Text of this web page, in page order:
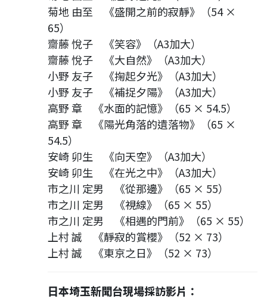
菊地 由至 《盛開之前的寂靜》（54 ×
65）
齋藤 悅子 《笑容》（A3加大）
齋藤 悅子 《大自然》（A3加大）
小野 友子 《掬起夕光》（A3加大）
小野 友子 《補捉夕陽》（A3加大）
高野 章 《水面的記憶》（65 × 54.5）
高野 章 《陽光角落的遺落物》（65 ×
54.5）
安崎 卯生 《向天空》（A3加大）
安崎 卯生 《在光之中》（A3加大）
市之川 定男 《從那邊》（65 × 55）
市之川 定男 《視線》（65 × 55）
市之川 定男 《相遇的門前》（65 × 55）
上村 誠 《靜寂的賞櫻》（52 × 73）
上村 誠 《東京之日》（52 × 73）
日本埼玉新聞台現場採訪影片：